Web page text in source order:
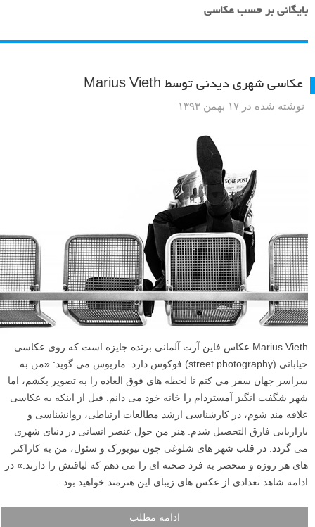
بایگانی بر حسب عکاسی
عکاسی شهری دیدنی توسط Marius Vieth
نوشته شده در ۱۷ بهمن ۱۳۹۳
Marius Vieth عکاس فاین آرت آلمانی برنده جایزه است که روی عکاسی
خیابانی (street photography) فوکوس دارد. ماریوس می گوید: «من به
سراسر جهان سفر می کنم تا لحظه های فوق العاده را به تصویر بکشم، اما
شهر شگفت انگیز آمستردام را خانه خود می دانم. قبل از اینکه به عکاسی
علاقه مند شوم، در کارشناسی ارشد مطالعات ارتباطی، روانشناسی و
بازاریابی فارق التحصیل شدم. هنر من حول عنصر انسانی در دنیای شهری
می گردد. در قلب شهر های شلوغی چون نیویورک و سئول، من به کاراکتر
های هر روزه و منحصر به فرد صحنه ای را می دهم که لیاقتش را دارند.» در
ادامه شاهد تعدادی از عکس های زیبای این هنرمند خواهید بود.
ادامه مطلب